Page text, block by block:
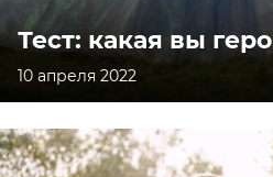
Тест: какая вы
10 апреля 2022